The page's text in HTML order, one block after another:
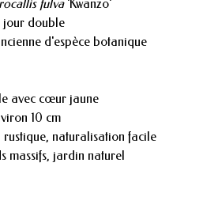
fulva'Kwanzo'
jour double
d'espèce botanique
avec cœur jaune
10 cm
rustique, naturalisation facile
massifs, jardin naturel